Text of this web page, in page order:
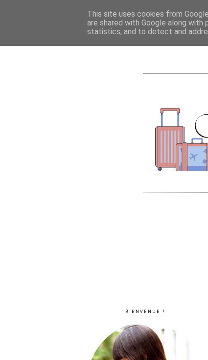
ACCUEIL A PROPOS
BIENVENUE !
This site uses cookies from
are shared with Google along
statistics, and to detect and